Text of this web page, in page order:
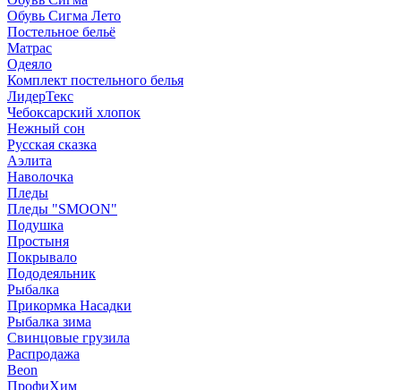
Обувь Сигма Лето
Постельное бельё
Матрас
Одеяло
Комплект постельного белья
ЛидерТекс
Чебоксарский хлопок
Нежный сон
Русская сказка
Аэлита
Наволочка
Пледы
Пледы "SMOON"
Подушка
Простыня
Покрывало
Пододеяльник
Рыбалка
Прикормка Насадки
Рыбалка зима
Свинцовые грузила
Распродажа
Beon
ПрофиХим